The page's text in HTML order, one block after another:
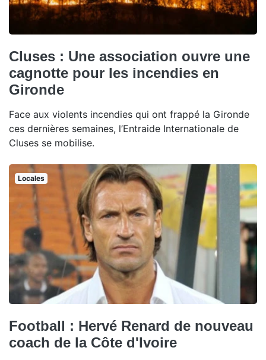
Cluses : Une association ouvre une
cagnotte pour les incendies en
Gironde
Face aux violents incendies qui ont frappé la Gironde
ces dernières semaines, l’Entraide Internationale de
Cluses se mobilise.
Locales
Football : Hervé Renard de nouveau
coach de la Côte d'Ivoire